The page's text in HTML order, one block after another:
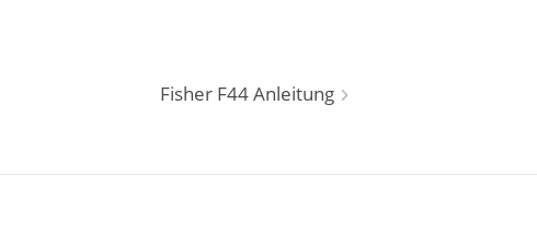
Fisher F44 Anleitung